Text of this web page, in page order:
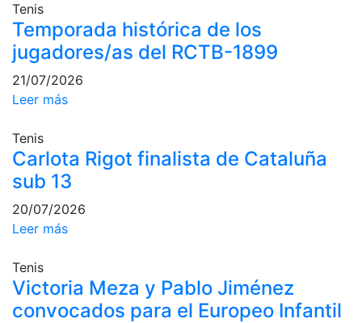
Campeonato
Social
Normativa
Pádel
Escuela de
Pádel
Campeonato
Social de Pádel
Cuadro
d'Honor
Tenis
Temporada histórica de los
jugadores/as del RCTB-1899
21/07/2026
Leer más
Tenis
Carlota Rigot finalista de Cataluña
sub 13
20/07/2026
Leer más
Tenis
Victoria Meza y Pablo Jiménez
convocados para el Europeo Infantil